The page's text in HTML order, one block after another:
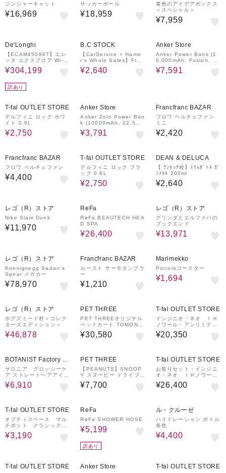
ジンジャーキャット
¥16,969
サッカーボール
¥18,959
黄色のアイデアボックス
＜スペシャル＞
¥7,959
De'Longhi
【ECAM45086T】エレ
ッタ エクスプロア Wi-Fi
モデル
¥304,199
訳あり
B.C STOCK
【CarService × Hame
r's Whole Sales】Fres
hen up Room Shoes
¥2,640
Anker Store
Anker Power Bank (1
0,000mAh, Fusion, Bu
ilt-In USB-C Cable)
¥7,591
T-fal OUTLET STORE
デルフィニ ロック ホワ
イト 0.6L
¥2,750
Anker Store
Anker Zolo Power Ban
k (10000mAh, 22.5W,
Built-In USB-Cケーブ
ル)
¥3,791
Francfranc BAZAR
フロワ ペルチェファン
ミニ
¥2,420
Francfranc BAZAR
フロワ ペルチェファン
¥4,400
T-fal OUTLET STORE
デルフィニ ロック ブラ
ック 0.6L
¥2,750
DEAN & DELUCA
【 ﾜﾝﾀｯﾁ栓】ｽﾘﾑﾎﾞﾄﾙ ｶﾞ
ﾝﾒﾀﾙ 200ml
¥2,640
レゴ（R）ストア
Nike Slam Dunk
¥11,970
ReFa
ReFa BEAUTECH HEA
D SPA
¥26,400
レゴ（R）ストア
グリンダとエルファバの
ブックエンド
¥13,971
レゴ（R）ストア
Koenigsegg Sadair’s
Spear メガカー
¥78,970
Francfranc BAZAR
ルースト サーモタンブラ
ー
¥1,210
Marimekko
Piccoloコースター
¥1,694
レゴ（R）ストア
ホグズミード村＜コレク
ターズエディション＞
¥46,878
PET THREE
PET THREEオリジナル
ペットカート TOMONI
MC 軽量コンパクト
¥30,580
T-fal OUTLET STORE
インジニオ・ネオ ＩＨ
ノワール・アンリミテッ
ド セット５
¥20,350
BOTANIST Factory / a
nd Habit
サロニア グロッシーケ
ア ストレートヘアアイロ
ン​ ホワイト 24mm SA
L24112WH
¥6,910
PET THREE
【PEANUTS】SNOOP
Y スヌーピー ドライブキ
ャリーベッド ３WAY
¥7,700
T-fal OUTLET STORE
お祭りセット：インジニ
オ・ネオ ＩＨノワー
ル・アンリミテッド セ
ット１０②
¥26,400
T-fal OUTLET STORE
オプティスペース マル
チポット クラシックグ
レー １４ｃｍ
¥3,190
ReFa
ReFa SHOWER HOSE
¥5,199
訳あり
ル・クルーゼ
ハイドレーション ボトル
各色
¥4,400
T-fal OUTLET STORE Anker Store T-fal OUTLET STORE